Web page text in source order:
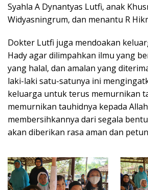
Syahla A Dynantyas Lutfi, anak
Widyasningrum, dan menantu R
Dokter Lutfi juga mendoakan
Hady agar dilimpahkan ilmu yang
yang halal, dan amalan yang
laki-laki satu-satunya ini
keluarga untuk terus memurnikan
memurnikan tauhidnya kepada
membersihkannya dari segala
akan diberikan rasa aman dan